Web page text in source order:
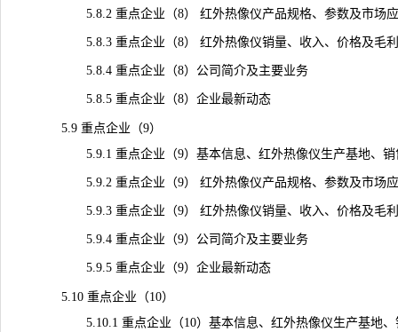
5.8.2 重点企业（8） 红外热像仪产品规格、参数及市场
5.8.3 重点企业（8） 红外热像仪销量、收入、价格及毛利
5.8.4 重点企业（8）公司简介及主要业务
5.8.5 重点企业（8）企业最新动态
5.9 重点企业（9）
5.9.1 重点企业（9）基本信息、红外热像仪生产基地、销
5.9.2 重点企业（9） 红外热像仪产品规格、参数及市场
5.9.3 重点企业（9） 红外热像仪销量、收入、价格及毛利
5.9.4 重点企业（9）公司简介及主要业务
5.9.5 重点企业（9）企业最新动态
5.10 重点企业（10）
5.10.1 重点企业（10）基本信息、红外热像仪生产基地、